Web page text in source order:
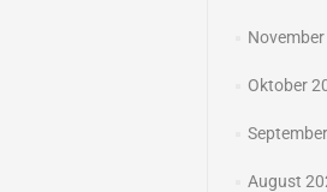
Oktober
August